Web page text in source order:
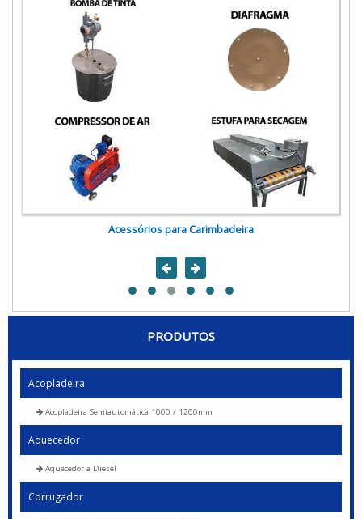
Acessórios para Carimbadeira
PRODUTOS
Acopladeira
Acopladeira Semiautomática 1000 / 1200mm
Aquecedor
Aquecedor a Diesel
Corrugador